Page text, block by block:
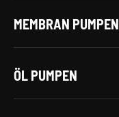
MEMBRAN PUMPEN
ÖL PUMPEN